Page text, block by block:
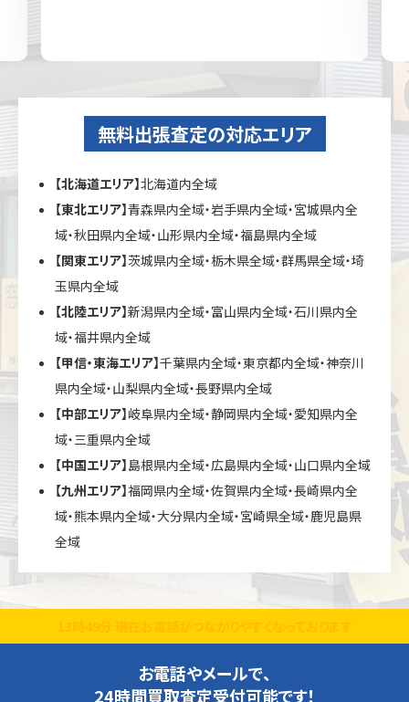
無料出張査定の対応エリア
【北海道エリア】北海道内全域
【東北エリア】青森県内全域・岩手県内全域・宮城県内全
域・秋田県内全域・山形県内全域・福島県内全域
【関東エリア】茨城県内全域・栃木県全域・群馬県全域・埼
玉県内全域
【北陸エリア】新潟県内全域・富山県内全域・石川県内全
域・福井県内全域
【甲信・東海エリア】千葉県内全域・東京都内全域・神奈川
県内全域・山梨県内全域・長野県内全域
【中部エリア】岐阜県内全域・静岡県内全域・愛知県内全
域・三重県内全域
【中国エリア】島根県内全域・広島県内全域・山口県内全域
【九州エリア】福岡県内全域・佐賀県内全域・長崎県内全
域・熊本県内全域・大分県内全域・宮崎県全域・鹿児島県
全域
お電話やメールで、
24時間買取査定受付可能です！